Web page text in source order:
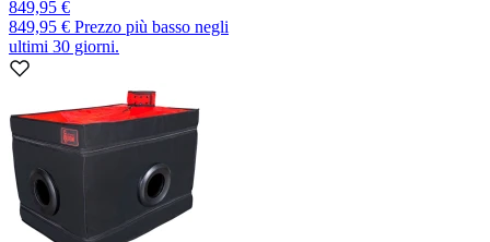
849,95 €
849,95 € Prezzo più basso negli
ultimi 30 giorni.